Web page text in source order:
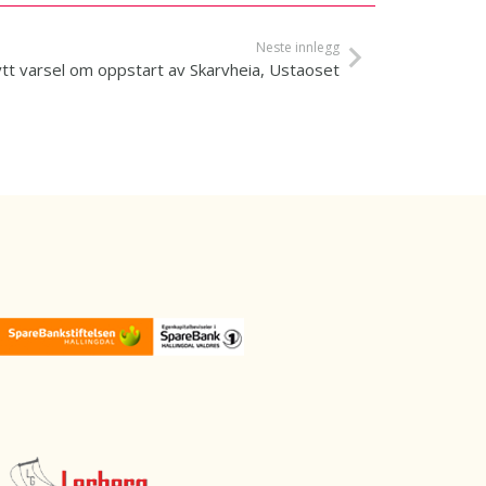
Neste innlegg
varsel om oppstart av Skarvheia, Ustaoset